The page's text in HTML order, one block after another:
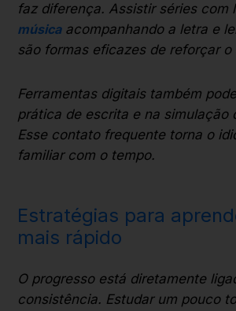
faz diferença. Assistir séries com
músicaacompanhando a letra e
são formas eficazes de reforçar o
Ferramentas digitais também
prática de escrita e na simulação
Esse contato frequente torna o
familiar com o tempo.
Estratégias para
mais rápido
O progresso está diretamente
consistência. Estudar um pouco